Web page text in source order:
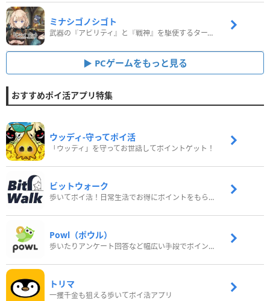
ミナシゴノシゴト
武器の『アビリティ』と『戦神』を駆使するターン制コマンドバトルRPG！
PCゲームをもっと見る
おすすめポイ活アプリ特集
ウッディ‐守ってポイ活
「ウッディ」を守ってお世話してポイントゲット！
ビットウォーク
歩いてポイ活！日常生活でお得にポイントをもらおう
Powl（ポウル）
歩いたりアンケート回答など幅広い手段でポイントをゲット
トリマ
一攫千金も狙える歩いてポイ活アプリ